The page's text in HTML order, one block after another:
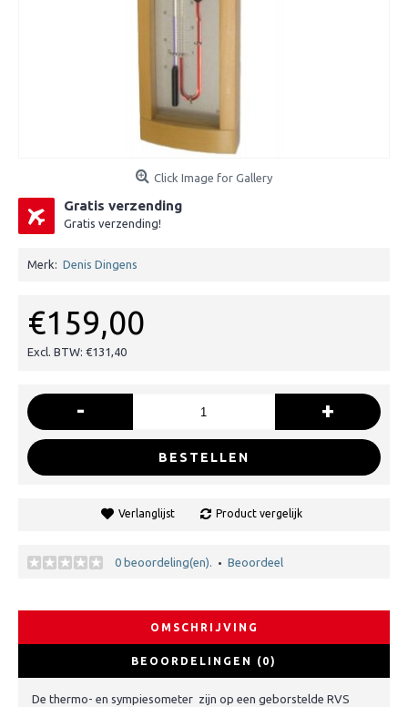
Click Image for Gallery
Gratis verzending
Gratis verzending!
Merk: Denis Dingens
€159,00
Excl. BTW: €131,40
- +
BESTELLEN
Verlanglijst Product vergelijk
0 beoordeling(en). • Beoordeel
OMSCHRIJVING
BEOORDELINGEN (0)
De thermo- en sympiesometer zijn op een geborstelde RVS